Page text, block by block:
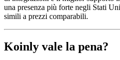
una presenza più forte negli Stati
simili a prezzi comparabili.
Koinly vale la pena?